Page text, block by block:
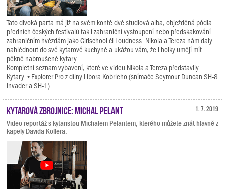
Tato divoká parta má již na svém kontě dvě studiová alba, obježděná pódia
předních českých festivalů tak i zahraniční vystoupení nebo předskakování
zahraničním hvězdám jako Girlschool či Loudness. Nikola a Tereza nám daly
nahlédnout do své kytarové kuchyně a ukážou vám, že i holky umějí mít
pěkně nabroušené kytary.
Kompletní seznam vybavení, které ve videu Nikola a Tereza představily.
Kytary. • Explorer Pro z dílny Libora Kobrleho (snímače Seymour Duncan SH-8
Invader a SH-1)....
1. 7. 2019
Kytarová zbrojnice: Michal Pelant
Video reportáž s kytaristou Michalem Pelantem, kterého můžete znát hlavně z
kapely Davida Kollera.